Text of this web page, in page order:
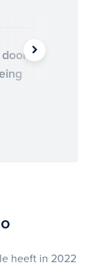
heeft in 2022